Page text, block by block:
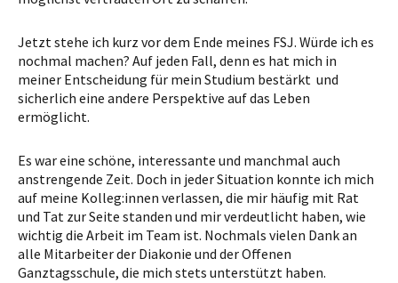
Jetzt stehe ich kurz vor dem Ende meines FSJ. Würde ich es
nochmal machen? Auf jeden Fall, denn es hat mich in
meiner Entscheidung für mein Studium bestärkt und
sicherlich eine andere Perspektive auf das Leben
ermöglicht.
Es war eine schöne, interessante und manchmal auch
anstrengende Zeit. Doch in jeder Situation konnte ich mich
auf meine Kolleg:innen verlassen, die mir häufig mit Rat
und Tat zur Seite standen und mir verdeutlicht haben, wie
wichtig die Arbeit im Team ist. Nochmals vielen Dank an
alle Mitarbeiter der Diakonie und der Offenen
Ganztagsschule, die mich stets unterstützt haben.